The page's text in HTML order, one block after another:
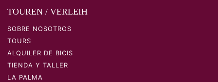
TOUREN / VERLEIH
SOBRE NOSOTROS
TOURS
ALQUILER DE BICIS
TIENDA Y TALLER
LA PALMA